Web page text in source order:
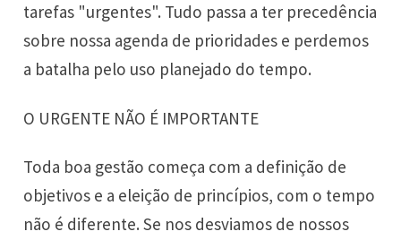
tarefas "urgentes". Tudo passa a ter precedência
sobre nossa agenda de prioridades e perdemos
a batalha pelo uso planejado do tempo.
O URGENTE NÃO É IMPORTANTE
Toda boa gestão começa com a definição de
objetivos e a eleição de princípios, com o tempo
não é diferente. Se nos desviamos de nossos